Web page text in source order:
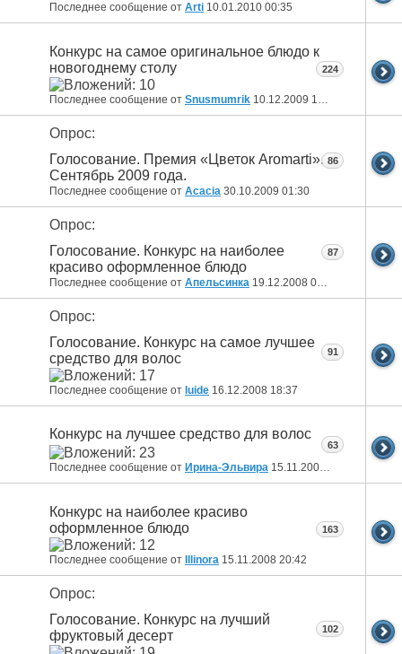
Последнее сообщение от Arti 10.01.2010 00:35
Конкурс на самое оригинальное блюдо к
новогоднему столу
Последнее сообщение от Snusmumrik 10.12.2009 18:34
224
Опрос:
Голосование. Премия «Цветок Aromarti».
Сентябрь 2009 года.
Последнее сообщение от Acacia 30.10.2009 01:30
86
Опрос:
Голосование. Конкурс на наиболее
красиво оформленное блюдо
Последнее сообщение от Апельсинка 19.12.2008 09:20
87
Опрос:
Голосование. Конкурс на самое лучшее
средство для волос
Последнее сообщение от luide 16.12.2008 18:37
91
Конкурс на лучшее средство для волос
Последнее сообщение от Ирина-Эльвира 15.11.2008 21:55
63
Конкурс на наиболее красиво
оформленное блюдо
Последнее сообщение от Illinora 15.11.2008 20:42
163
Опрос:
Голосование. Конкурс на лучший
фруктовый десерт
102